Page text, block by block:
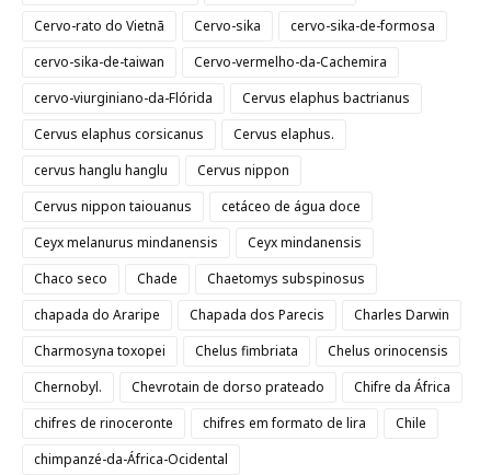
Cervo-rato do Vietnã
Cervo-sika
cervo-sika-de-formosa
cervo-sika-de-taiwan
Cervo-vermelho-da-Cachemira
cervo-viurginiano-da-Flórida
Cervus elaphus bactrianus
Cervus elaphus corsicanus
Cervus elaphus.
cervus hanglu hanglu
Cervus nippon
Cervus nippon taiouanus
cetáceo de água doce
Ceyx melanurus mindanensis
Ceyx mindanensis
Chaco seco
Chade
Chaetomys subspinosus
chapada do Araripe
Chapada dos Parecis
Charles Darwin
Charmosyna toxopei
Chelus fimbriata
Chelus orinocensis
Chernobyl.
Chevrotain de dorso prateado
Chifre da África
chifres de rinoceronte
chifres em formato de lira
Chile
chimpanzé-da-África-Ocidental